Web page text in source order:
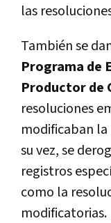
las
También se
Programa de
Productor de
resoluciones
modificaban
su vez, se
registros
como la
modificatorias.